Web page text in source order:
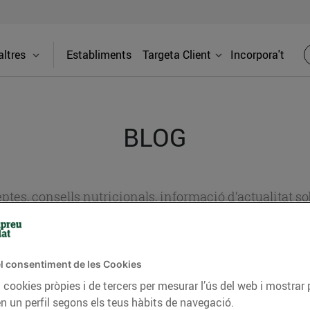
Establiments Targeta Client Incorpora't
BLOG
consells nutricionals, informació d’actualitat
CONSELLS I HÀBITS SALUDABLES ENERGIA
consentiment de les Cookies
pròpies i de tercers per mesurar l’ús del web i
un perfil segons els teus hàbits de navegació.